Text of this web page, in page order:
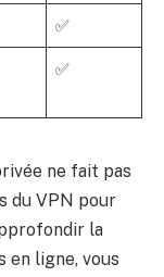
✅
✅
ne fait pas
du VPN pour
la
en ligne, vous